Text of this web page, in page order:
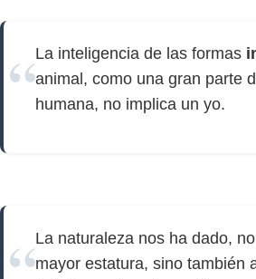
La inteligencia de las formas
animal, como una gran parte
humana, no implica un yo.
La naturaleza nos ha dado,
mayor estatura, sino también